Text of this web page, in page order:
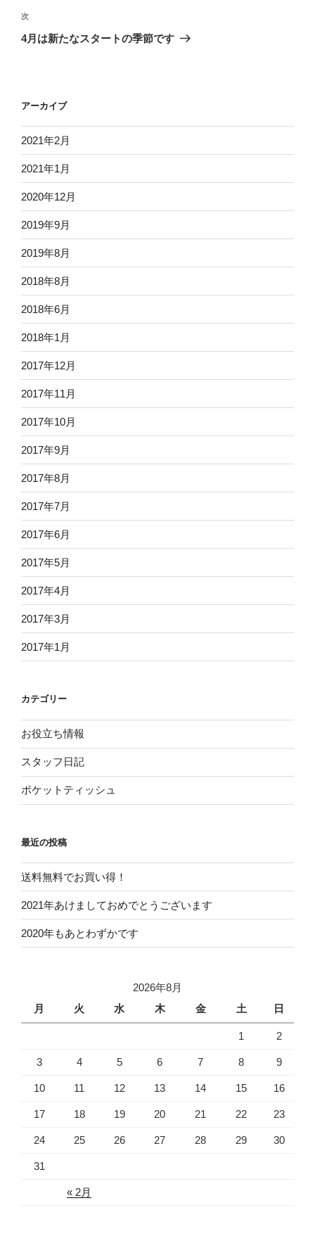
ビ
ゲ
ン
稿
次
の
次
4月は新たなスタートの季節です
アーカイブ
2021年2月
2021年1月
2020年12月
2019年9月
2019年8月
2018年8月
2018年6月
2018年1月
2017年12月
2017年11月
2017年10月
2017年9月
2017年8月
2017年7月
2017年6月
2017年5月
2017年4月
2017年3月
2017年1月
カテゴリー
お役立ち情報
スタッフ日記
ポケットティッシュ
最近の投稿
送料無料でお買い得！
2021年あけましておめでとうございます
2020年もあとわずかです
2026年8月
月
火 水 木 金 土 日
« 2月
1 2
3 4 5 6 7 8 9
10 11 12 13 14 15 16
17 18 19 20 21 22 23
24 25 26 27 28 29 30
31